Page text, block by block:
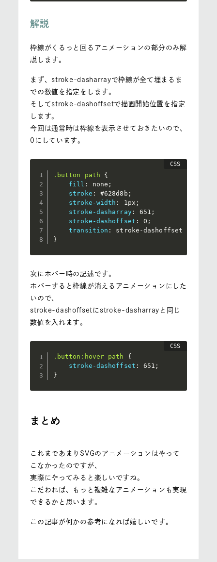
解説
枠線がくるっと回るアニメーションの部分のみ解
説します。
まず、stroke-dasharrayで枠線が全て埋まるま
での数値を指定をします。
そしてstroke-dashoffsetで描画開始位置を指定
します。
今回は通常時は枠線を表示させておきたいので、
0にしています。
.button path
{
fill : none ;
stroke : #628d8b ;
stroke-width : 1px ;
stroke-dasharray: 651 ;
stroke-dashoffset : 0 ;
transition :
stroke-dashoffset .6s
}
次にホバー時の記述です。
ホバーすると枠線が消えるアニメーションにした
いので、
stroke-dashoffsetにstroke-dasharrayと同じ
数値を入れます。
.button:hover path
{
stroke-dashoffset : 651 ;
}
まとめ
これまであまりSVGのアニメーションはやって
こなかったのですが、
実際にやってみると楽しいですね。
こだわれば、もっと複雑なアニメーションも実現
できるかと思います。
この記事が何かの参考になれば嬉しいです。